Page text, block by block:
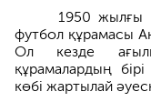
1950 жылғы
футбол құрамасы
Ол кезде
құрамалардың
көбі жартылай